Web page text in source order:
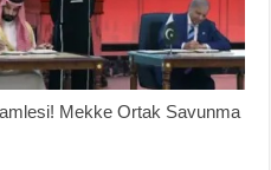
Mekke Ortak Savunma